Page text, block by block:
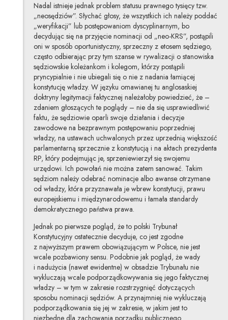
Nadal istnieje jednak problem statusu prawnego tysięcy tzw.
„neosędziów”. Słychać głosy, że wszystkich ich należy poddać
„weryfikacji” lub postępowaniom dyscyplinarnym, bo
decydując się na przyjęcie nominacji od „neo-KRS”, postąpili
oni w sposób oportunistyczny, sprzeczny z etosem sędziego,
często odbierając przy tym szanse w rywalizacji o stanowiska
sędziowskie koleżankom i kolegom, którzy postąpili
pryncypialnie i nie ubiegali się o nie z nadania łamiącej
konstytucję władzy. W języku omawianej tu anglosaskiej
doktryny legitymacji faktycznej należałoby powiedzieć, że –
zdaniem głoszących te poglądy – nie da się usprawiedliwić
faktu, że sędziowie oparli swoje działania i decyzje
zawodowe na bezprawnym postępowaniu poprzedniej
władzy, na ustawach uchwalonych przez uprzednią większość
parlamentarną sprzecznie z konstytucją i na aktach prezydenta
RP, który podejmując je, sprzeniewierzył się swojemu
urzędowi. Ich powołań nie można zatem sanować. Takim
sędziom należy odebrać nominacje albo awanse otrzymane
od władzy, która przyznawała je wbrew konstytucji, prawu
europejskiemu i międzynarodowemu i łamała standardy
demokratycznego państwa prawa.
Jednak po pierwsze pogląd, że to polski Trybunał
Konstytucyjny ostatecznie decyduje, co jest zgodne
z najwyższym prawem obowiązującym w Polsce, nie jest
wcale pozbawiony sensu. Podobnie jak pogląd, że wady
i nadużycia (nawet ewidentne) w obsadzie Trybunału nie
wykluczają wcale podporządkowywania się jego faktycznej
władzy – w tym w zakresie rozstrzygnięć dotyczących
sposobu nominacji sędziów. A przynajmniej nie wykluczają
podporządkowania się jej w zakresie, w jakim jest to